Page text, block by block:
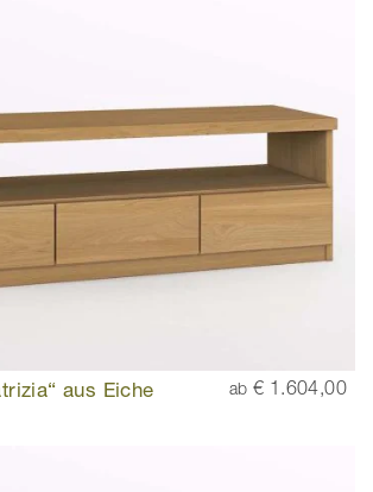
aus Eiche
ab € 1.604,00